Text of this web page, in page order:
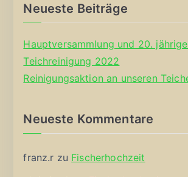
Neueste Beiträge
Hauptversammlung und 20.
Teichreinigung 2022
Reinigungsaktion an unseren
Neueste Kommentare
franz.r zu Fischerhochzeit